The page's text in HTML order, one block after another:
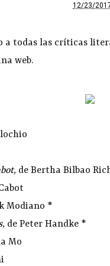
12/23/
todas las críticas
web.
, de Bertha Bilbao
Modiano *
, de Peter Handke *
Mo